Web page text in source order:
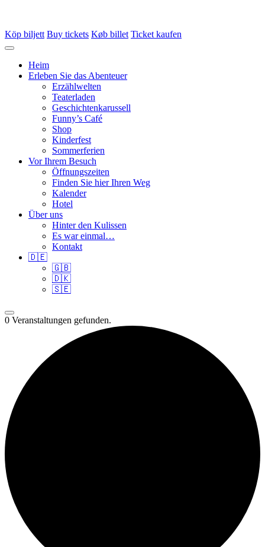
Köp biljett Buy tickets Køb billet Ticket kaufen
Heim
Erleben Sie das Abenteuer
Erzählwelten
Teaterladen
Geschichtenkarussell
Funny’s Café
Shop
Kinderfest
Sommerferien
Vor Ihrem Besuch
Öffnungszeiten
Finden Sie hier Ihren Weg
Kalender
Hotel
Über uns
Hinter den Kulissen
Es war einmal…
Kontakt
🇩🇪
🇬🇧
🇩🇰
🇸🇪
0 Veranstaltungen gefunden.